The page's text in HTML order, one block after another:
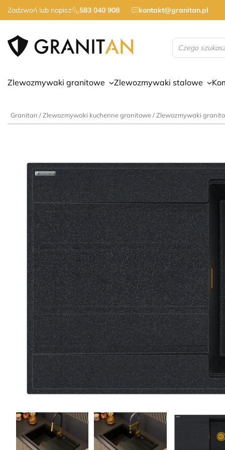
Zadzwoń lub napisz: 583 040 908 kontakt@granitan.pl
Wyszukiwarka
produktów
Zlewozmywaki granitowe Zlewozmywaki stalowe
Granitan /Zlewozmywaki kuchenne granitowe/Zlewozmywaki